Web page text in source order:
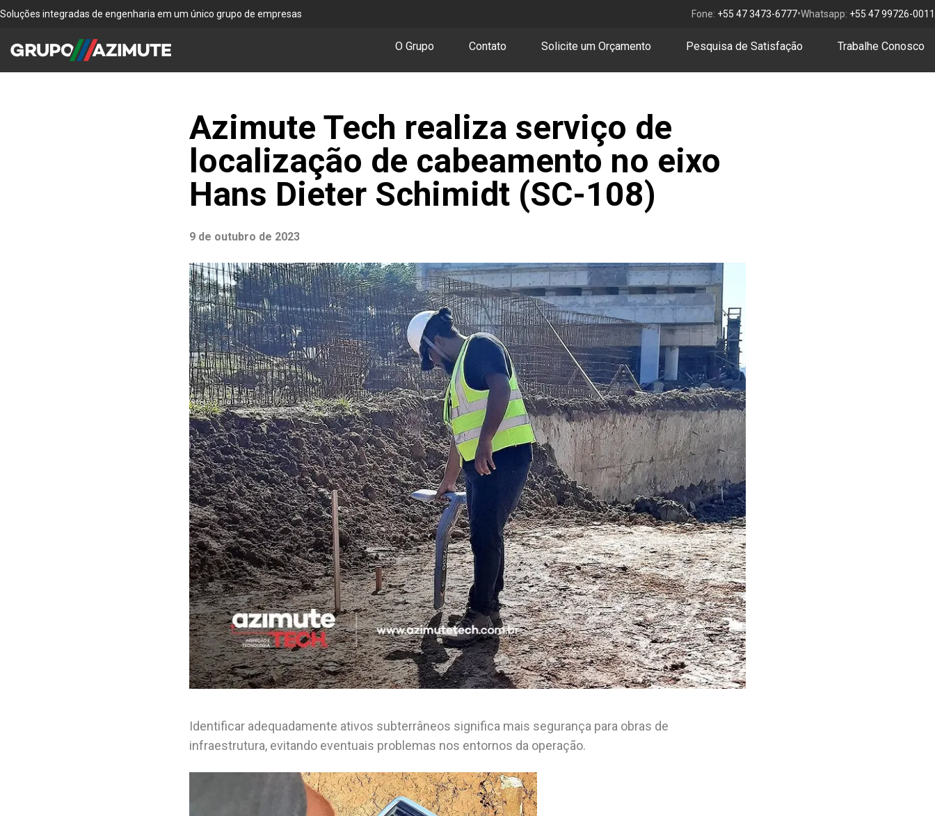
Soluções integradas de engenharia em um único grupo de empresas Fone: +55 47 3473-6777•Whatsapp: +55 47 99726-0011
O Grupo Contato Solicite um Orçamento Pesquisa de Satisfação Trabalhe Conosco
Azimute Tech realiza serviço de
localização de cabeamento no eixo
Hans Dieter Schimidt (SC-108)
9 de outubro de 2023
Identificar adequadamente ativos subterrâneos significa mais segurança para obras de
infraestrutura, evitando eventuais problemas nos entornos da operação.